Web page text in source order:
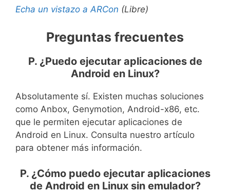
Echa un vistazo a ARCon (Libre)
Preguntas frecuentes
P. ¿Puedo ejecutar aplicaciones de
Android en Linux?
Absolutamente sí. Existen muchas soluciones
como Anbox, Genymotion, Android-x86, etc.
que le permiten ejecutar aplicaciones de
Android en Linux. Consulta nuestro artículo
para obtener más información.
P. ¿Cómo puedo ejecutar aplicaciones
de Android en Linux sin emulador?